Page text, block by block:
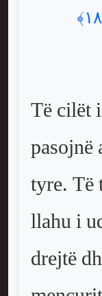
Të cilët
pasojnë
tyre.
llahu i
drejtë